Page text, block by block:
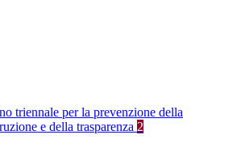
triennale per la prevenzione della
e della trasparenza 2